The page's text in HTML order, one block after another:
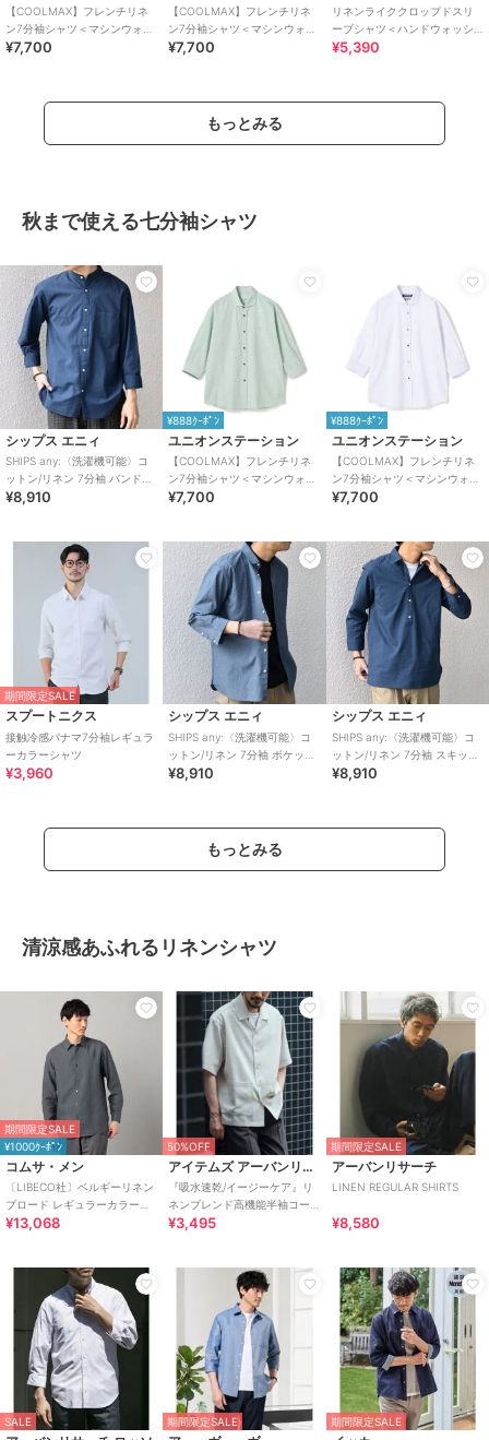
【COOLMAX】フレンチリネ
ン7分袖シャツ＜マシンウォッ
シャブル・通気性＞
¥7,700
【COOLMAX】フレンチリネ
ン7分袖シャツ＜マシンウォッ
シャブル・通気性＞
¥7,700
リネンライククロップドスリ
ーブシャツ＜ハンドウォッシ
ャブル＞
¥5,390
もっとみる
秋まで使える七分袖シャツ
シップス エニィ
SHIPS any:〈洗濯機可能〉コ
ットン/リネン 7分袖 バンドカ
ラー ポケット シャツ◇
¥8,910
¥888ｸｰﾎﾟﾝ
ユニオンステーション
【COOLMAX】フレンチリネ
ン7分袖シャツ＜マシンウォッ
シャブル・通気性＞
¥7,700
¥888ｸｰﾎﾟﾝ
ユニオンステーション
【COOLMAX】フレンチリネ
ン7分袖シャツ＜マシンウォッ
シャブル・通気性＞
¥7,700
期間限定SALE
スプートニクス
接触冷感パナマ7分袖レギュラ
ーカラーシャツ
¥3,960
シップス エニィ
SHIPS any:〈洗濯機可能〉コ
ットン/リネン 7分袖 ポケット
レギュラー シャツ 26SS◇
¥8,910
シップス エニィ
SHIPS any:〈洗濯機可能〉コ
ットン/リネン 7分袖 スキッパ
ー プルオーバー シャツ 26S
¥8,910
もっとみる
清涼感あふれるリネンシャツ
期間限定SALE
¥1000ｸｰﾎﾟﾝ
コムサ・メン
〔LIBECO社〕ベルギーリネン
ブロード レギュラーカラーシ
ャツ
¥13,068
50%OFF
アイテムズ アーバンリサーチ
『吸水速乾/イージーケア』リ
ネンブレンド高機能半袖コー
チシャツ
¥3,495
期間限定SALE
アーバンリサーチ
LINEN REGULAR SHIRTS
¥8,580
SALE 期間限定SALE 期間限定SALE